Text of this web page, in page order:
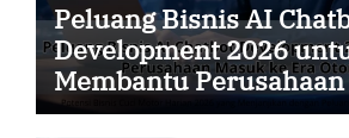
Peluang Bisnis AI
Development 2026
Membantu
Era Otomasi Digital